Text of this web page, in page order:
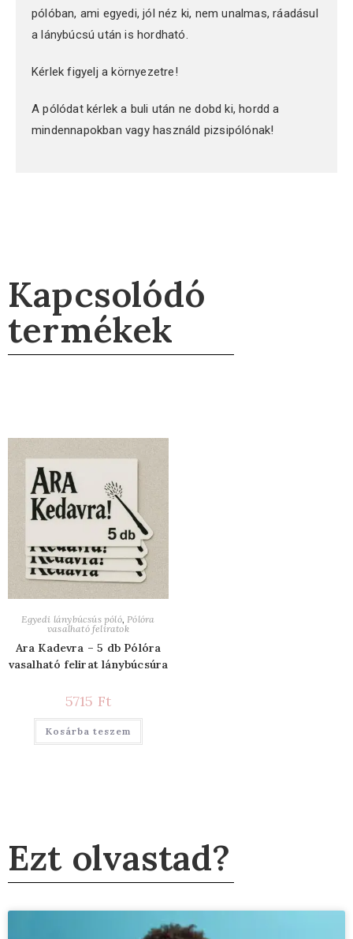
pólóban, ami egyedi, jól néz ki, nem unalmas, ráadásul
a lánybúcsú után is hordható.
Kérlek figyelj a környezetre!
A pólódat kérlek a buli után ne dobd ki, hordd a
mindennapokban vagy használd pizsipólónak!
Kapcsolódó
termékek
Egyedi lánybúcsús póló, Pólóra
vasalható feliratok
Ara Kadevra – 5 db Pólóra
vasalható felirat lánybúcsúra
5715 Ft
Kosárba teszem
Ezt olvastad?